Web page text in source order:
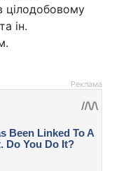
цілодобовому
ін.
Реклама